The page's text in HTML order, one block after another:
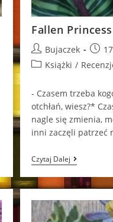
Fallen
Post
author:
Bujaczek
Post
PostKsiążki /
- Czasem trzeba
otchłań, wiesz?*
nagle się zmienia,
inni zaczęli patrzeć
Czytaj Dalej Fallen
Princess
Mona
Kasten